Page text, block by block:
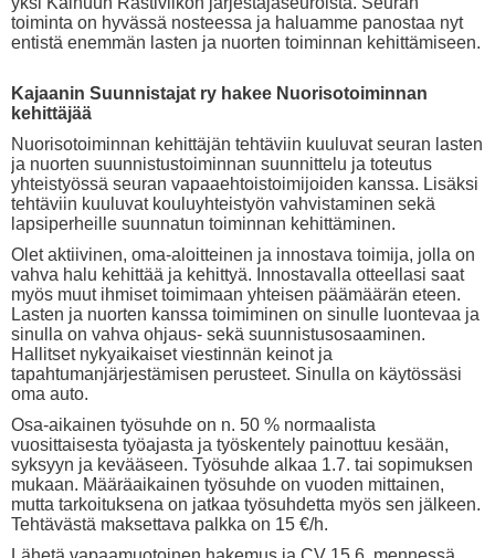
toiminta on hyvässä nosteessa ja haluamme panostaa nyt
entistä enemmän lasten ja nuorten toiminnan kehittämiseen.
Kajaanin Suunnistajat ry hakee Nuorisotoiminnan
kehittäjää
Nuorisotoiminnan kehittäjän tehtäviin kuuluvat seuran lasten
ja nuorten suunnistustoiminnan suunnittelu ja toteutus
yhteistyössä seuran vapaaehtoistoimijoiden kanssa. Lisäksi
tehtäviin kuuluvat kouluyhteistyön vahvistaminen sekä
lapsiperheille suunnatun toiminnan kehittäminen.
Olet aktiivinen, oma-aloitteinen ja innostava toimija, jolla on
vahva halu kehittää ja kehittyä. Innostavalla otteellasi saat
myös muut ihmiset toimimaan yhteisen päämäärän eteen.
Lasten ja nuorten kanssa toimiminen on sinulle luontevaa ja
sinulla on vahva ohjaus- sekä suunnistusosaaminen.
Hallitset nykyaikaiset viestinnän keinot ja
tapahtumanjärjestämisen perusteet. Sinulla on käytössäsi
oma auto.
Osa-aikainen työsuhde on n. 50 % normaalista
vuosittaisesta työajasta ja työskentely painottuu kesään,
syksyyn ja kevääseen. Työsuhde alkaa 1.7. tai sopimuksen
mukaan. Määräaikainen työsuhde on vuoden mittainen,
mutta tarkoituksena on jatkaa työsuhdetta myös sen jälkeen.
Tehtävästä maksettava palkka on 15 €/h.